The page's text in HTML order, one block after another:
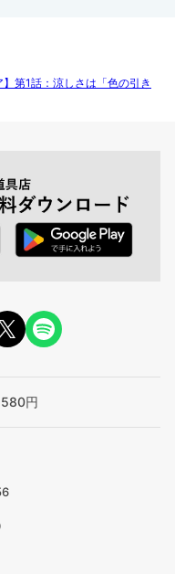
第1話：涼しさは「色の引き
円